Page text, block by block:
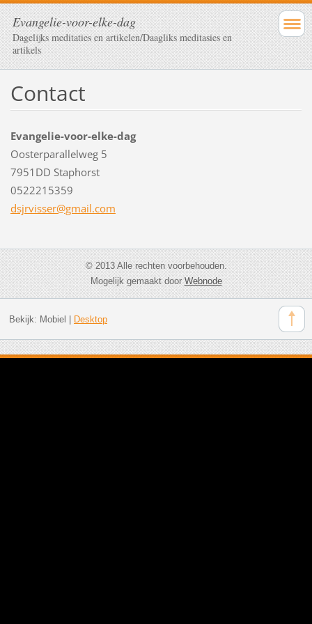
Evangelie-voor-elke-dag
Dagelijks meditaties en artikelen/Daagliks meditasies en
artikels
Contact
Evangelie-voor-elke-dag
Oosterparallelweg 5
7951DD Staphorst
0522215359
dsjrvisser@gmail.com
© 2013 Alle rechten voorbehouden.
Mogelijk gemaakt doorWebnode
Bekijk: Mobiel Desktop